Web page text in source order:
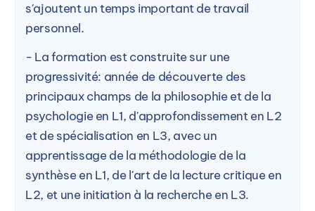
s'ajoutent un temps important de travail
personnel.
- La formation est construite sur une
progressivité: année de découverte des
principaux champs de la philosophie et de la
psychologie en L1, d'approfondissement en L2
et de spécialisation en L3, avec un
apprentissage de la méthodologie de la
synthèse en L1, de l'art de la lecture critique en
L2, et une initiation à la recherche en L3.